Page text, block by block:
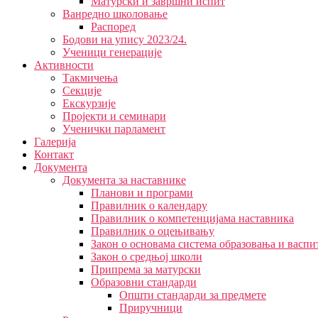
Ванредно школовање
Распоред
Бодови на упису 2023/24.
Ученици генерације
Активности
Такмичења
Секције
Екскурзије
Пројекти и семинари
Ученички парламент
Галерија
Контакт
Документа
Документа за наставнике
Планови и програми
Правилник о календару
Правилник о компетенцијама наставника
Правилник о оцењивању
Закон о основама система образовања и
Закон о средњој школи
Припрема за матурски
Образовни стандарди
Општи стандарди за предмете
Приручници